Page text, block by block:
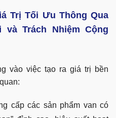
Trị Tối Ưu Thông Qua
Trách Nhiệm Cộng
vào việc tạo ra giá trị bền
cấp các sản phẩm van có